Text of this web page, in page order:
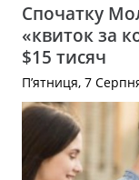
Спочатку
«квиток за
$15 тисяч
П’ятниця, 7